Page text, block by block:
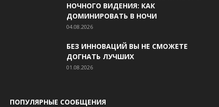
НОЧНОГО ВИДЕНИЯ: КАК
ДОМИНИРОВАТЬ В НОЧИ
04.08.2026
БЕЗ ИННОВАЦИЙ ВЫ НЕ СМОЖЕТЕ
ДОГНАТЬ ЛУЧШИХ
01.08.2026
ПОПУЛЯРНЫЕ СООБЩЕНИЯ